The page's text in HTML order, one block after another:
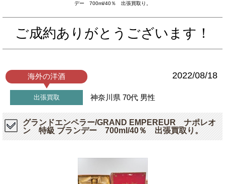
デー 700ml/40％ 出張買取り。
ご成約ありがとうございます！
海外の洋酒 2022/08/18
出張買取 神奈川県 70代 男性
グランドエンペラー/GRAND EMPEREUR ナポレオ
ン 特級 ブランデー 700ml/40％ 出張買取り。